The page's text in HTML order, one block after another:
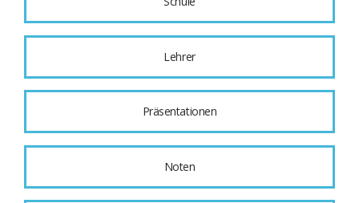
Lehrer
Präsentationen
Noten